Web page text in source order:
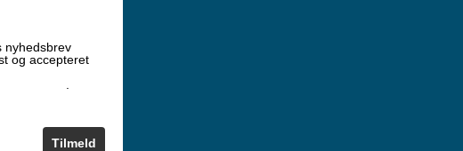
nyhedsbrev
og accepteret
Tilmeld